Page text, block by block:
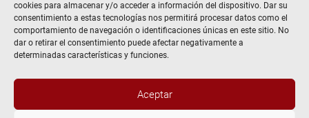
cookies para almacenar y/o acceder a información del dispositivo. Dar su
consentimiento a estas tecnologías nos permitirá procesar datos como el
comportamiento de navegación o identificaciones únicas en este sitio. No
dar o retirar el consentimiento puede afectar negativamente a
determinadas características y funciones.
Aceptar